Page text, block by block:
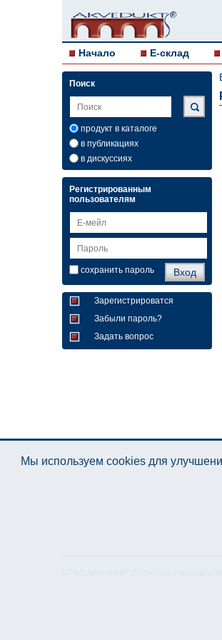
Начало E-склад
Поиск
продукт в каталоге
в публикациях
в дискуссиях
Регистрированным
пользователям
сохранить пароль
Зарегистрироватся
Забыли пароль?
Задать вопрос
Мы используем cookies для